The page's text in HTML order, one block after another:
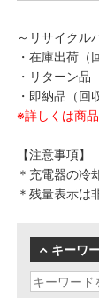
～リサイクル
・在庫出荷
・リターン
・即納品（
※詳しくは商
【注意事項】
＊充電器の冷
＊残量表示は
キーワ